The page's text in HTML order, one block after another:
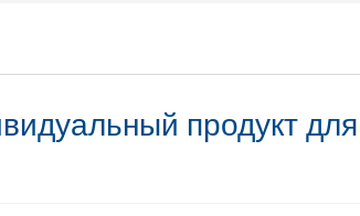
продукт